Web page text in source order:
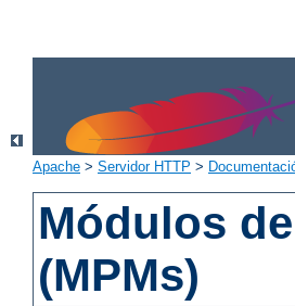
Apache > Servidor HTTP >
Módulos
(MPMs)